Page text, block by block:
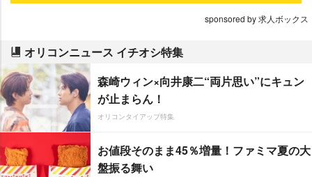
sponsored by 求人ボックス
オリコンニュース イチオシ特集
森崎ウィン×向井康二“両片思い”にキュン
が止まらん！
オリコンタイアップ特集
お値段そのまま45％増量！ファミマ夏の大
盤振る舞い